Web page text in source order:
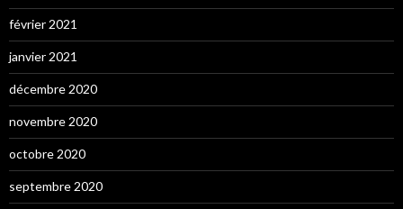
février 2021
janvier 2021
décembre 2020
novembre 2020
octobre 2020
septembre 2020